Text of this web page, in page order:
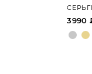
3990